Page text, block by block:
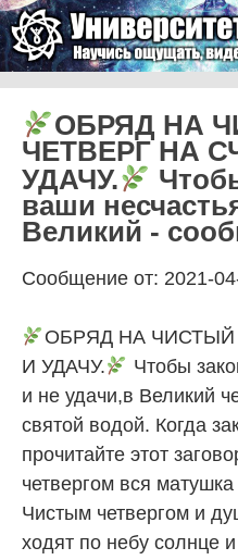
Университет
ОБРЯД НА
ЧЕТВЕРГ НА
УДАЧУ.
ваши
Великий -
Сообщение от: 2021-
ОБРЯД НА ЧИСТЫЙ
И УДАЧУ.
Чтобы
и не удачи,в Великий
святой водой. Когда
прочитайте этот
четвергом вся
Чистым четвергом и
ходят по небу солнце